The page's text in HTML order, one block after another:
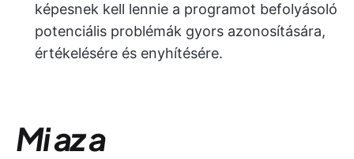
képesnek kell lennie a programot befolyásoló
potenciális problémák gyors azonosítására,
értékelésére és enyhítésére.
Mi az a